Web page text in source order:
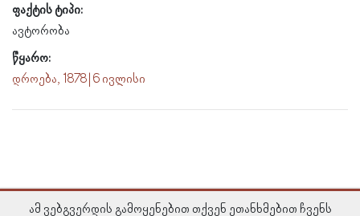
ფაქტის ტიპი:
ავტორობა
წყარო:
დროება, 1878 | 6 ივლისი
ამ ვებგვერდის გამოყენებით თქვენ ეთანხმებით ჩვენს